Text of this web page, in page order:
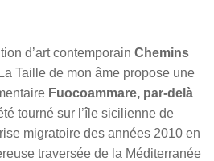
d’art contemporain Chemins
Taille de mon âme propose une
Fuocoammare, par-delà
tourné sur l’île sicilienne de
migratoire des années 2010 en
traversée de la Méditerranée